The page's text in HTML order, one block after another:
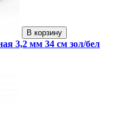
В корзину
3,2 мм 34 см зол/бел